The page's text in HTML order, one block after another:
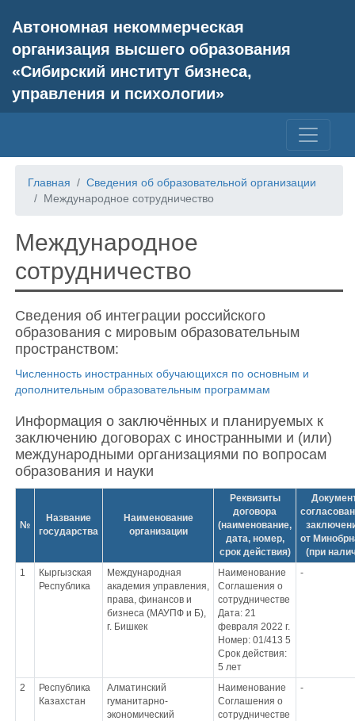
Автономная некоммерческая
организация высшего образования
«Сибирский институт бизнеса,
управления и психологии»
Главная
Сведения об образовательной организации
Международное сотрудничество
Международное
сотрудничество
Сведения об интеграции российского
образования с мировым образовательным
пространством:
Численность иностранных обучающихся по основным и
дополнительным образовательным программам
Информация о заключённых и планируемых к
заключению договорах с иностранными и (или)
международными организациями по вопросам
образования и науки
№
Название
государства
Наименование
организации
Реквизиты
договора
(наименование,
дата, номер,
срок действия)
от
(при
1
Кыргызская
Республика
Международная
академия управления,
права, финансов и
бизнеса (МАУПФ и Б),
г. Бишкек
Наименование
Соглашения о
сотрудничестве
Дата: 21
февраля 2022 г.
Номер: 01/413 5
Срок действия:
5 лет
-
2
Республика
Казахстан
Алматинский
гуманитарно-
экономический
Наименование
Соглашения о
сотрудничестве
-